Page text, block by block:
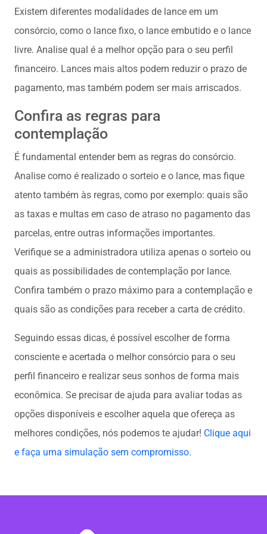
Existem diferentes modalidades de lance em um
consórcio, como o lance fixo, o lance embutido e o lance
livre. Analise qual é a melhor opção para o seu perfil
financeiro. Lances mais altos podem reduzir o prazo de
pagamento, mas também podem ser mais arriscados.
Confira as regras para
contemplação
É fundamental entender bem as regras do consórcio.
Analise como é realizado o sorteio e o lance, mas fique
atento também às regras, como por exemplo: quais são
as taxas e multas em caso de atraso no pagamento das
parcelas, entre outras informações importantes.
Verifique se a administradora utiliza apenas o sorteio ou
quais as possibilidades de contemplação por lance.
Confira também o prazo máximo para a contemplação e
quais são as condições para receber a carta de crédito.
Seguindo essas dicas, é possível escolher de forma
consciente e acertada o melhor consórcio para o seu
perfil financeiro e realizar seus sonhos de forma mais
econômica. Se precisar de ajuda para avaliar todas as
opções disponíveis e escolher aquela que ofereça as
melhores condições, nós podemos te ajudar! Clique aqui
e faça uma simulação sem compromisso.